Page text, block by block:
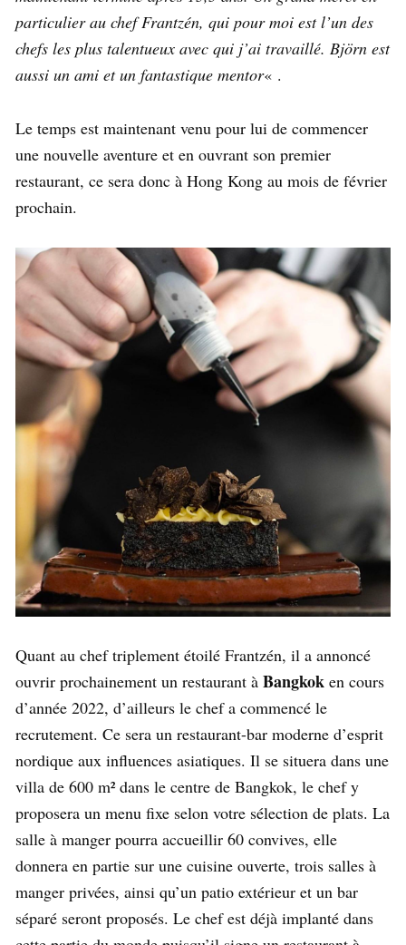
particulier au chef Frantzén, qui pour moi est l’un des
chefs les plus talentueux avec qui j’ai travaillé. Björn est
aussi un ami et un fantastique mentor« .
Le temps est maintenant venu pour lui de commencer
une nouvelle aventure et en ouvrant son premier
restaurant, ce sera donc à Hong Kong au mois de février
prochain.
Quant au chef triplement étoilé Frantzén, il a annoncé
ouvrir prochainement un restaurant à Bangkok en cours
d’année 2022, d’ailleurs le chef a commencé le
recrutement. Ce sera un restaurant-bar moderne d’esprit
nordique aux influences asiatiques. Il se situera dans une
villa de 600 m² dans le centre de Bangkok, le chef y
proposera un menu fixe selon votre sélection de plats. La
salle à manger pourra accueillir 60 convives, elle
donnera en partie sur une cuisine ouverte, trois salles à
manger privées, ainsi qu’un patio extérieur et un bar
séparé seront proposés. Le chef est déjà implanté dans